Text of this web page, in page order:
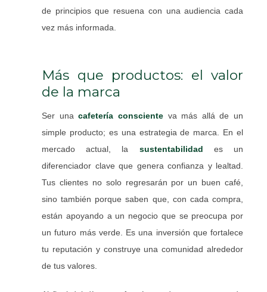
de principios que resuena con una audiencia cada
vez más informada.
Más que productos: el valor
de la marca
Ser unacafetería conscienteva más allá de un
simple producto; es una estrategia de marca. En el
mercado actual, la sustentabilidad es un
diferenciador clave que genera confianza y lealtad.
Tus clientes no solo regresarán por un buen café,
sino también porque saben que, con cada compra,
están apoyando a un negocio que se preocupa por
un futuro más verde. Es una inversión que fortalece
tu reputación y construye una comunidad alrededor
de tus valores.